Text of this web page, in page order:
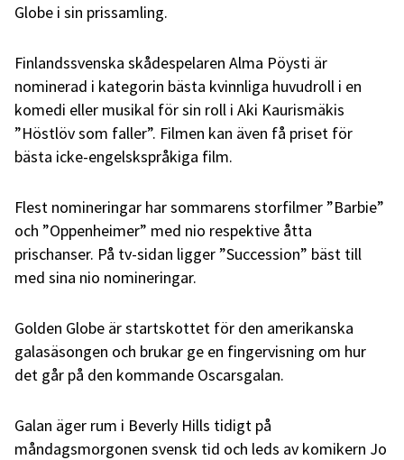
Globe i sin prissamling.
Finlandssvenska skådespelaren Alma Pöysti är
nominerad i kategorin bästa kvinnliga huvudroll i en
komedi eller musikal för sin roll i Aki Kaurismäkis
”Höstlöv som faller”. Filmen kan även få priset för
bästa icke-engelskspråkiga film.
Flest nomineringar har sommarens storfilmer ”Barbie”
och ”Oppenheimer” med nio respektive åtta
prischanser. På tv-sidan ligger ”Succession” bäst till
med sina nio nomineringar.
Golden Globe är startskottet för den amerikanska
galasäsongen och brukar ge en fingervisning om hur
det går på den kommande Oscarsgalan.
Galan äger rum i Beverly Hills tidigt på
måndagsmorgonen svensk tid och leds av komikern Jo